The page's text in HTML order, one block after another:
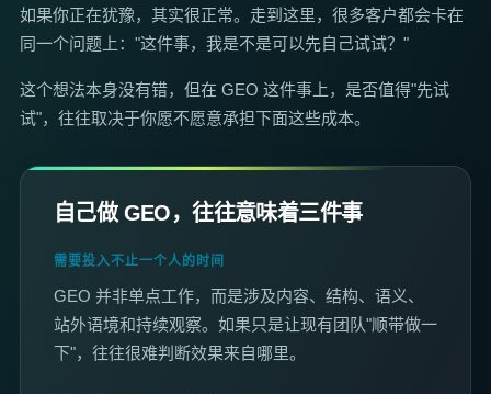
如果你正在犹豫，其实很正常。走到这里，很多客户都会卡在
同一个问题上："这件事，我是不是可以先自己试试？"
这个想法本身没有错，但在 GEO 这件事上，是否值得"先试
试"，往往取决于你愿不愿意承担下面这些成本。
自己做 GEO，往往意味着三件事
需要投入不止一个人的时间
GEO 并非单点工作，而是涉及内容、结构、语义、
站外语境和持续观察。如果只是让现有团队"顺带做一
下"，往往很难判断效果来自哪里。